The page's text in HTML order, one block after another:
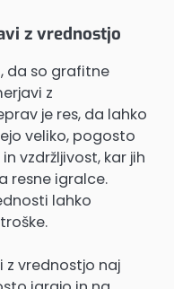
z vrednostjo
da so grafitne
z
je res, da lahko
veliko, pogosto
vzdržljivost, kar jih
resne igralce.
lahko
z vrednostjo naj